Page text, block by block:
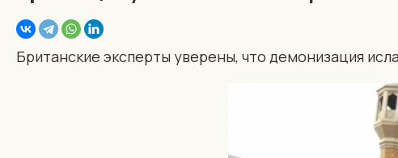
Британские эксперты уверены, что демонизация